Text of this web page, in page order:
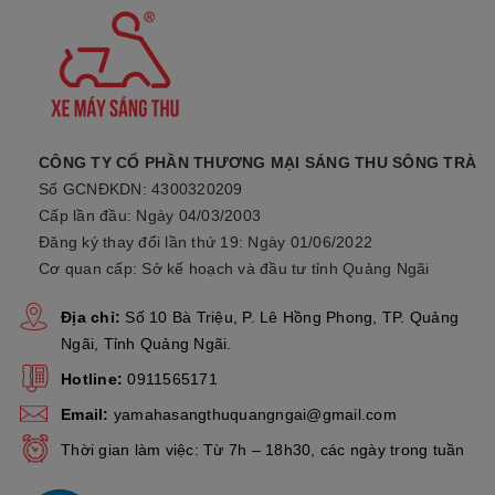
hơn, kết hợp cùng tay nắm sau xe cho tư thế người ngồi sau
HỆ THỐNG ĐÈN LED HIỆN ĐẠI, NỔI BẬT
Sự kết hợp độc đáo của cụm đèn chính mang dáng dấp một
KHỞI ĐỘNG XE VỚI 1 NÚT NHẤN
HỆ THỐNG NGẮT ĐỘNG CƠ TẠM THỜI STOP&START
CÔNG TY CỔ PHẦN THƯƠNG MẠI SÁNG THU SÔNG TRÀ
Số GCNĐKDN: 4300320209
Cấp lần đầu: Ngày 04/03/2003
Đăng ký thay đổi lần thứ 19: Ngày 01/06/2022
Cơ quan cấp: Sở kế hoạch và đầu tư tỉnh Quảng Ngãi
Địa chỉ: Số 10 Bà Triệu, P. Lê Hồng Phong, TP. Quảng
Ngãi, Tỉnh Quảng Ngãi.
Hotline: 0911565171
Email: yamahasangthuquangngai@gmail.com
Thời gian làm việc: Từ 7h – 18h30, các ngày trong tuần